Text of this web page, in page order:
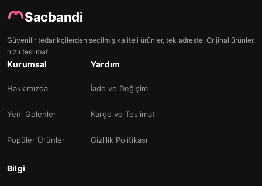
Sacbandi
Güvenilir tedarikçilerden seçilmiş kaliteli ürünler, tek adreste. Orijinal ürünler,
hızlı teslimat.
Kurumsal
Hakkımızda
Yeni Gelenler
Popüler Ürünler
Yardım
İade ve Değişim
Kargo ve Teslimat
Gizlilik Politikası
Bilgi